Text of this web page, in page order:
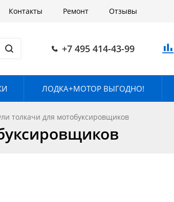
Контакты Ремонт Отзывы
+7 495 414-43-99
ЛОДКА+МОТОР ВЫГОДНО!
толкачи для мотобуксировщиков